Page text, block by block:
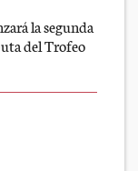
la segunda
del Trofeo